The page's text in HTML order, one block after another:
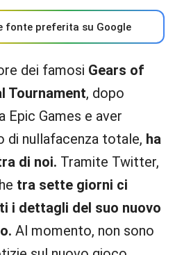
fonte preferita su Google
dei famosi Gears of
Tournament, dopo
Epic Games e aver
di nullafacenza totale, ha
di noi. Tramite Twitter,
tra sette giorni ci
i dettagli del suo nuovo
Al momento, non sono